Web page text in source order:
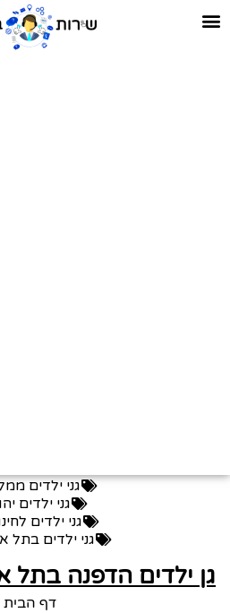
גני ילדים
גני ילדים
גני ילדים
גני ילדים בתל
גן ילדים הדפנה בתל
דף הבית